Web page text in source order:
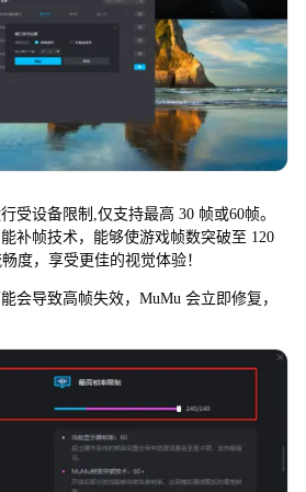
设备限制,仅支持最高 30 帧或60帧。
补帧技术，能够使游戏帧数突破至 120
度，享受更佳的视觉体验！
导致高帧失效，MuMu 会立即修复，